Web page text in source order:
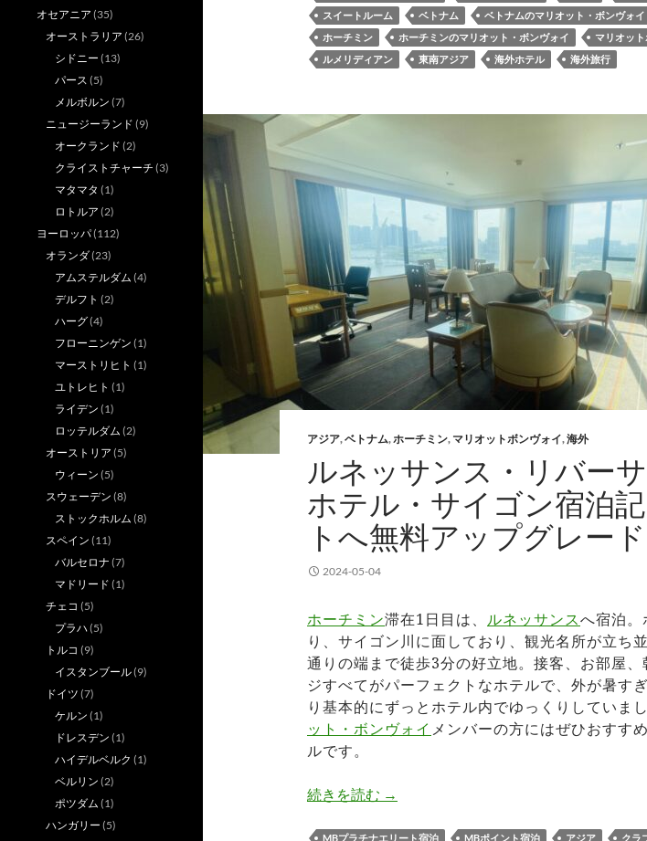
スイートルーム
ベトナム ベトナムのマリオット・ボンヴォイ
ホーチミン
ホーチミンのマリオット・ボンヴォイ
マリオッ
ルメリディアン
東南アジア 海外ホテル 海外旅行
アジア,ベトナム,ホーチミン, マリオットボンヴォイ,海外
ルネッサンス・リバー
ホテル・サイゴン宿泊
トへ無料アップグレード
2024-05-04
ホーチミン滞在1日目は、 ルネッサンスへ宿泊。
り、サイゴン川に面しており、観光名所が立ち
通りの端まで徒歩3分の好立地。接客、お部屋、
ジすべてがパーフェクトなホテルで、外が暑す
り基本的にずっとホテル内でゆっくりしていまし
ット・ボンヴォイ メンバーの方にはぜひおすす
ルです。
続きを読む ルネッサンス・リバーサイド・ホテル
→
MBプラチナエリート宿泊 MBポイント宿泊 アジア
クラ
オセアニア (35)
オーストラリア (26)
シドニー (13)
パース (5)
メルボルン (7)
ニュージーランド (9)
オークランド (2)
クライストチャーチ (3)
マタマタ (1)
ロトルア (2)
ヨーロッパ(112)
オランダ(23)
アムステルダム (4)
デルフト (2)
ハーグ(4)
フローニンゲン (1)
マーストリヒト (1)
ユトレヒト (1)
ライデン (1)
ロッテルダム (2)
オーストリア (5)
ウィーン (5)
スウェーデン (8)
ストックホルム (8)
スペイン (11)
バルセロナ (7)
マドリード (1)
チェコ (5)
プラハ(5)
トルコ (9)
イスタンブール(9)
ドイツ (7)
ケルン (1)
ドレスデン (1)
ハイデルベルク (1)
ベルリン (2)
ポツダム (1)
ハンガリー (5)